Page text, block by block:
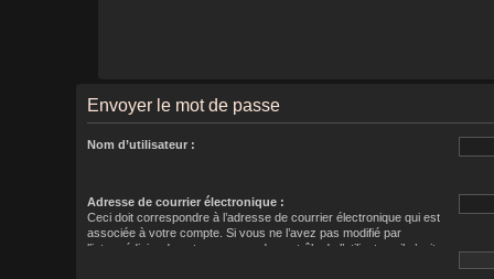
Envoyer le mot de passe
Nom d’utilisateur :
Adresse de courrier électronique :
Ceci doit correspondre à l’adresse de courrier électronique qui est
associée à votre compte. Si vous ne l’avez pas modifié par
l’intermédiaire de votre panneau de contrôle de l’utilisateur, il s’agit